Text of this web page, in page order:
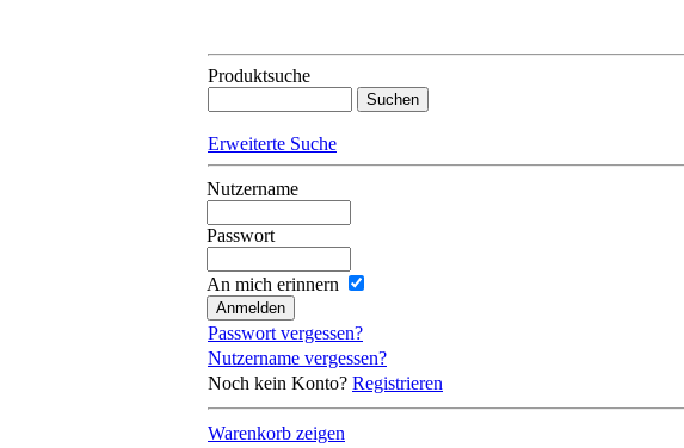
Produktsuche
Erweiterte Suche
Nutzername
Passwort
An mich erinnern
Passwort vergessen?
Nutzername vergessen?
Noch kein Konto? Registrieren
Warenkorb zeigen